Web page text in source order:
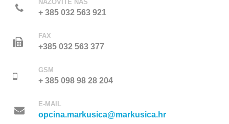
NAZOVITE NAS
+ 385 032 563 921
FAX
+385 032 563 377
GSM
+ 385 098 98 28 204
E-MAIL
opcina.markusica@markusica.hr